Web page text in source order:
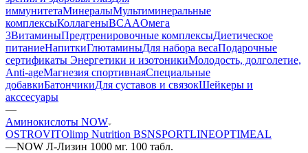
иммунитетаМинералыМультиминеральные
комплексыКоллагеныBCAAОмега
3ВитаминыПредтренировочные комплексыДиетическое
питаниеНапиткиГлютаминыДля набора весаПодарочные
сертификаты Энергетики и изотоникиМолодость, долголетие,
Anti-ageМагнезия спортивнаяСпециальные
добавкиБатончикиДля суставов и связокШейкеры и
акссесуары
—
Аминокислоты NOW
OSTROVITOlimp Nutrition BSNSPORTLINEOPTIMEAL
—NOW Л-Лизин 1000 мг. 100 табл.